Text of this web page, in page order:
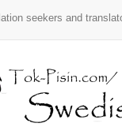
seekers and